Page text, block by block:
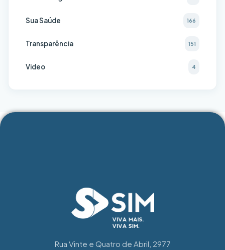
Sua Saúde 166
Transparência 151
Video 4
Rua Vinte e Quatro de Abril, 2977